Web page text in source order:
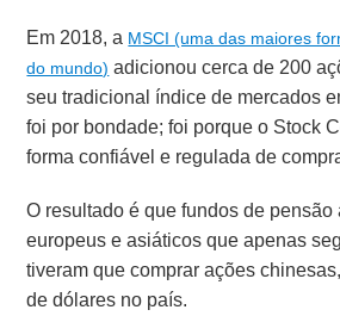
Em 2018, a MSCI (uma das maiores
do mundo) adicionou cerca de 200
seu tradicional índice de mercados
foi por bondade; foi porque o Stock
forma confiável e regulada de
O resultado é que fundos de pensão
europeus e asiáticos que apenas
tiveram que comprar ações
de dólares no país.